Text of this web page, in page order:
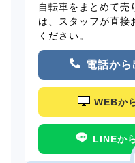
自転車をまとめて売
は、スタッフが直接
ください。
電話か
WEBか
LINEか